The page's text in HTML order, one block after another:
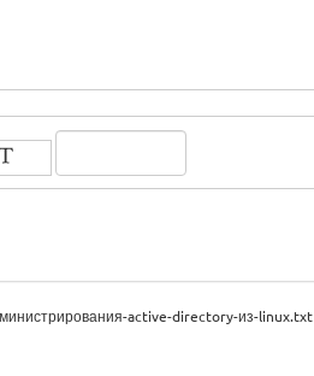
active-directory-из-linux.txt